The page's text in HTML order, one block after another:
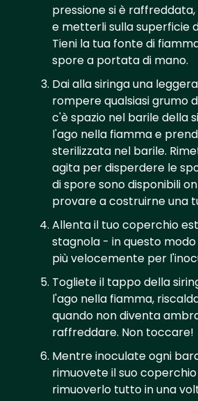
pressione si è
e metterli sulla superficie
Tieni la tua fonte di
spore a portata di mano.
Dai alla siringa una
rompere qualsiasi grumo
c'è spazio nel barile della
l'ago nella fiamma e
sterilizzata nel barile.
agita per disperdere le
di spore sono disponibili
provare a costruirne una
Allenta il tuo coperchio
stagnola - in questo
più velocemente per
Togliete il tappo della
l'ago nella fiamma,
quando non diventa
raffreddare. Non toccare!
Mentre inoculate ogni
rimuovete il suo
rimuoverlo tutto in una